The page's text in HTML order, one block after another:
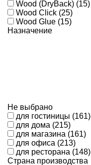
Wood (DryBack) (15)
Wood Click (25)
Wood Glue (15)
Назначение
Не выбрано
для гостиницы (161)
для дома (215)
для магазина (161)
для офиса (213)
для ресторана (148)
Страна производства